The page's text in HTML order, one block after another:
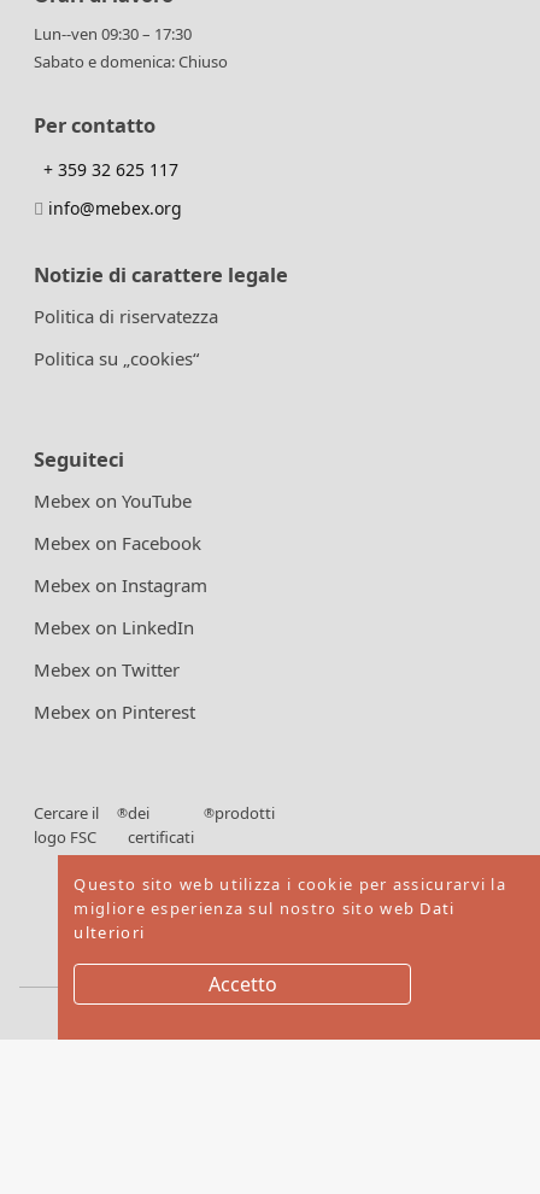
Lun--ven 09:30 – 17:30
Sabato e domenica: Chiuso
Per contatto
+ 359 32 625 117
info@mebex.org
Notizie di carattere legale
Politica di riservatezza
Politica su „cookies“
Seguiteci
Mebex on YouTube
Mebex on Facebook
Mebex on Instagram
Mebex on LinkedIn
Mebex on Twitter
Mebex on Pinterest
Cercare il
logo FSC
®dei
certificati
FSC
®prodotti
Questo sito web utilizza i cookie per assicurarvi la
migliore esperienza sul nostro sito web Dati
ulteriori
Accetto